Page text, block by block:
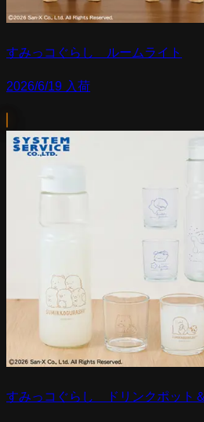
すみっコぐらし ルームライト
2026/6/19 入荷
すみっコぐらし ドリンクポット